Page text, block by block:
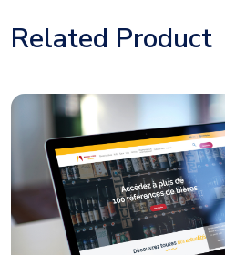
Related Product